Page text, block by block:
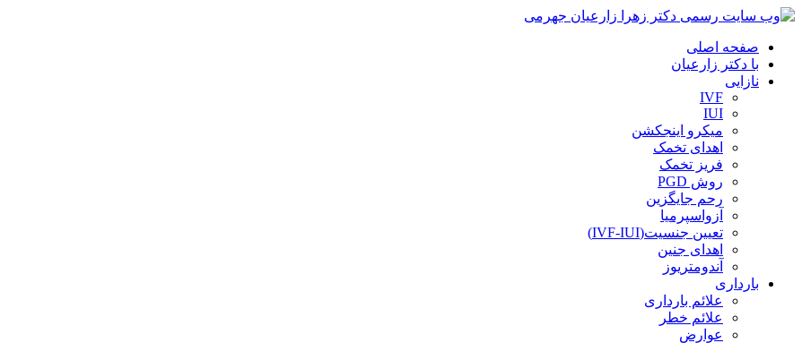
صفحه اصلی
با دکتر زارعیان
نازایی
IVF
IUI
میکرو اینجکشن
اهدای تخمک
فریز تخمک
روش PGD
رحم جایگزین
آزواسپرمیا
تعیین جنسیت(IVF-IUI)
اهدای جنین
آندومتریوز
بارداری
علائم بارداری
علائم خطر
عوارض